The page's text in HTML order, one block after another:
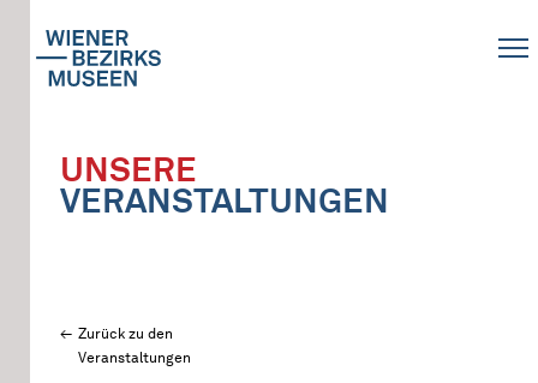
UNSERE
VERANSTALTUNGEN
Zurück zu den
Veranstaltungen